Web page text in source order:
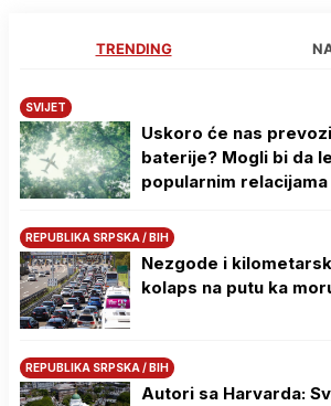
TRENDING
SVIJET
Uskoro će nas
baterije? Mogli bi da
popularnim relacijama
REPUBLIKA SRPSKA / BIH
Nezgode i
kolaps na putu ka
REPUBLIKA SRPSKA / BIH
Autori sa Harvarda: